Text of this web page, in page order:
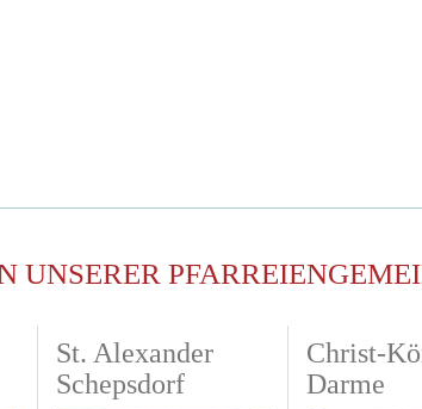
UNSERER
St. Alexander
Schepsdorf
Christ-
Darme